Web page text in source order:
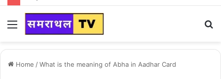
Menu
Home /What is the meaning of Abha in Aadhar Card